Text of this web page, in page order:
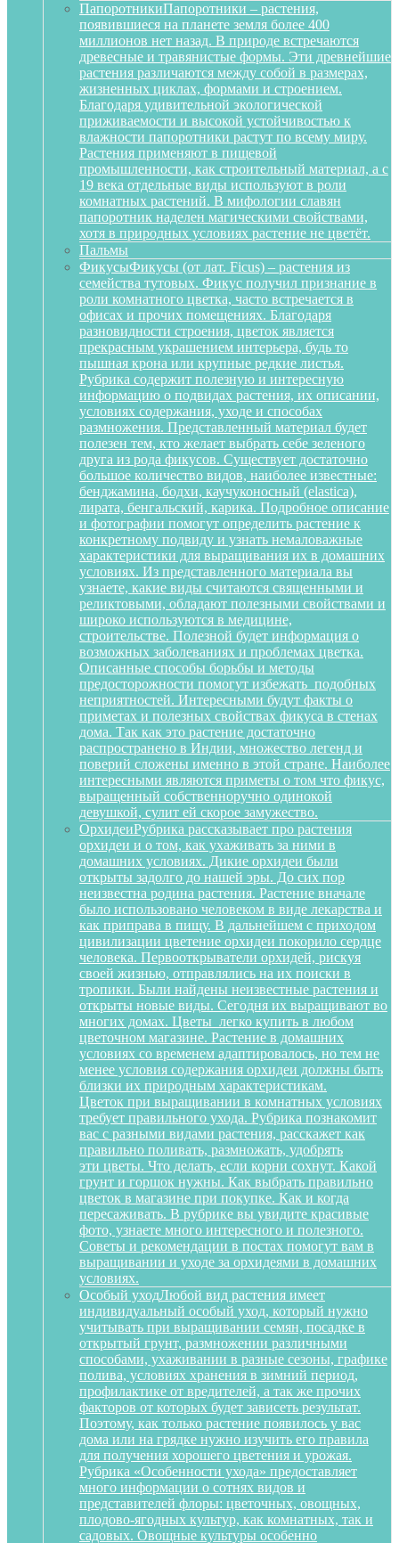
ПапоротникиПапоротники – растения,
появившиеся на планете земля более 400
миллионов нет назад. В природе встречаются
древесные и травянистые формы. Эти древнейшие
растения различаются между собой в размерах,
жизненных циклах, формами и строением.
Благодаря удивительной экологической
приживаемости и высокой устойчивостью к
влажности папоротники растут по всему миру.
Растения применяют в пищевой
промышленности, как строительный материал, а с
19 века отдельные виды используют в роли
комнатных растений. В мифологии славян
папоротник наделен магическими свойствами,
хотя в природных условиях растение не цветёт.
Пальмы
ФикусыФикусы (от лат. Ficus) – растения из
семейства тутовых. Фикус получил признание в
роли комнатного цветка, часто встречается в
офисах и прочих помещениях. Благодаря
разновидности строения, цветок является
прекрасным украшением интерьера, будь то
пышная крона или крупные редкие листья.
Рубрика содержит полезную и интересную
информацию о подвидах растения, их описании,
условиях содержания, уходе и способах
размножения. Представленный материал будет
полезен тем, кто желает выбрать себе зеленого
друга из рода фикусов. Существует достаточно
большое количество видов, наиболее известные:
бенджамина, бодхи, каучуконосный (elastica),
лирата, бенгальский, карика. Подробное описание
и фотографии помогут определить растение к
конкретному подвиду и узнать немаловажные
характеристики для выращивания их в домашних
условиях. Из представленного материала вы
узнаете, какие виды считаются священными и
реликтовыми, обладают полезными свойствами и
широко используются в медицине,
строительстве. Полезной будет информация о
возможных заболеваниях и проблемах цветка.
Описанные способы борьбы и методы
предосторожности помогут избежать подобных
неприятностей. Интересными будут факты о
приметах и полезных свойствах фикуса в стенах
дома. Так как это растение достаточно
распространено в Индии, множество легенд и
поверий сложены именно в этой стране. Наиболее
интересными являются приметы о том что фикус,
выращенный собственноручно одинокой
девушкой, сулит ей скорое замужество.
ОрхидеиРубрика рассказывает про растения
орхидеи и о том, как ухаживать за ними в
домашних условиях. Дикие орхидеи были
открыты задолго до нашей эры. До сих пор
неизвестна родина растения. Растение вначале
было использовано человеком в виде лекарства и
как приправа в пищу. В дальнейшем с приходом
цивилизации цветение орхидеи покорило сердце
человека. Первооткрыватели орхидей, рискуя
своей жизнью, отправлялись на их поиски в
тропики. Были найдены неизвестные растения и
открыты новые виды. Сегодня их выращивают во
многих домах. Цветы легко купить в любом
цветочном магазине. Растение в домашних
условиях со временем адаптировалось, но тем не
менее условия содержания орхидеи должны быть
близки их природным характеристикам.
Цветок при выращивании в комнатных условиях
требует правильного ухода. Рубрика познакомит
вас с разными видами растения, расскажет как
правильно поливать, размножать, удобрять
эти цветы. Что делать, если корни сохнут. Какой
грунт и горшок нужны. Как выбрать правильно
цветок в магазине при покупке. Как и когда
пересаживать. В рубрике вы увидите красивые
фото, узнаете много интересного и полезного.
Советы и рекомендации в постах помогут вам в
выращивании и уходе за орхидеями в домашних
условиях.
Особый уходЛюбой вид растения имеет
индивидуальный особый уход, который нужно
учитывать при выращивании семян, посадке в
открытый грунт, размножении различными
способами, ухаживании в разные сезоны, графике
полива, условиях хранения в зимний период,
профилактике от вредителей, а так же прочих
факторов от которых будет зависеть результат.
Поэтому, как только растение появилось у вас
дома или на грядке нужно изучить его правила
для получения хорошего цветения и урожая.
Рубрика «Особенности ухода» предоставляет
много информации о сотнях видов и
представителей флоры: цветочных, овощных,
плодово-ягодных культур, как комнатных, так и
садовых. Овощные культуры особенно